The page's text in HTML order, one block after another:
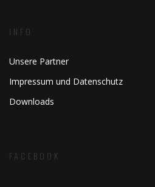
INFO
Unsere Partner
Impressum und Datenschutz
Downloads
FACEBOOK